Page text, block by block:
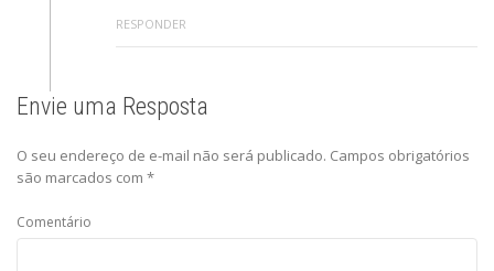
RESPONDER
Envie uma Resposta
O seu endereço de e-mail não será publicado. Campos obrigatórios
são marcados com *
Comentário